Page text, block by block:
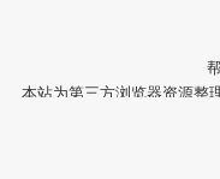
本站为第三方浏览器资源整